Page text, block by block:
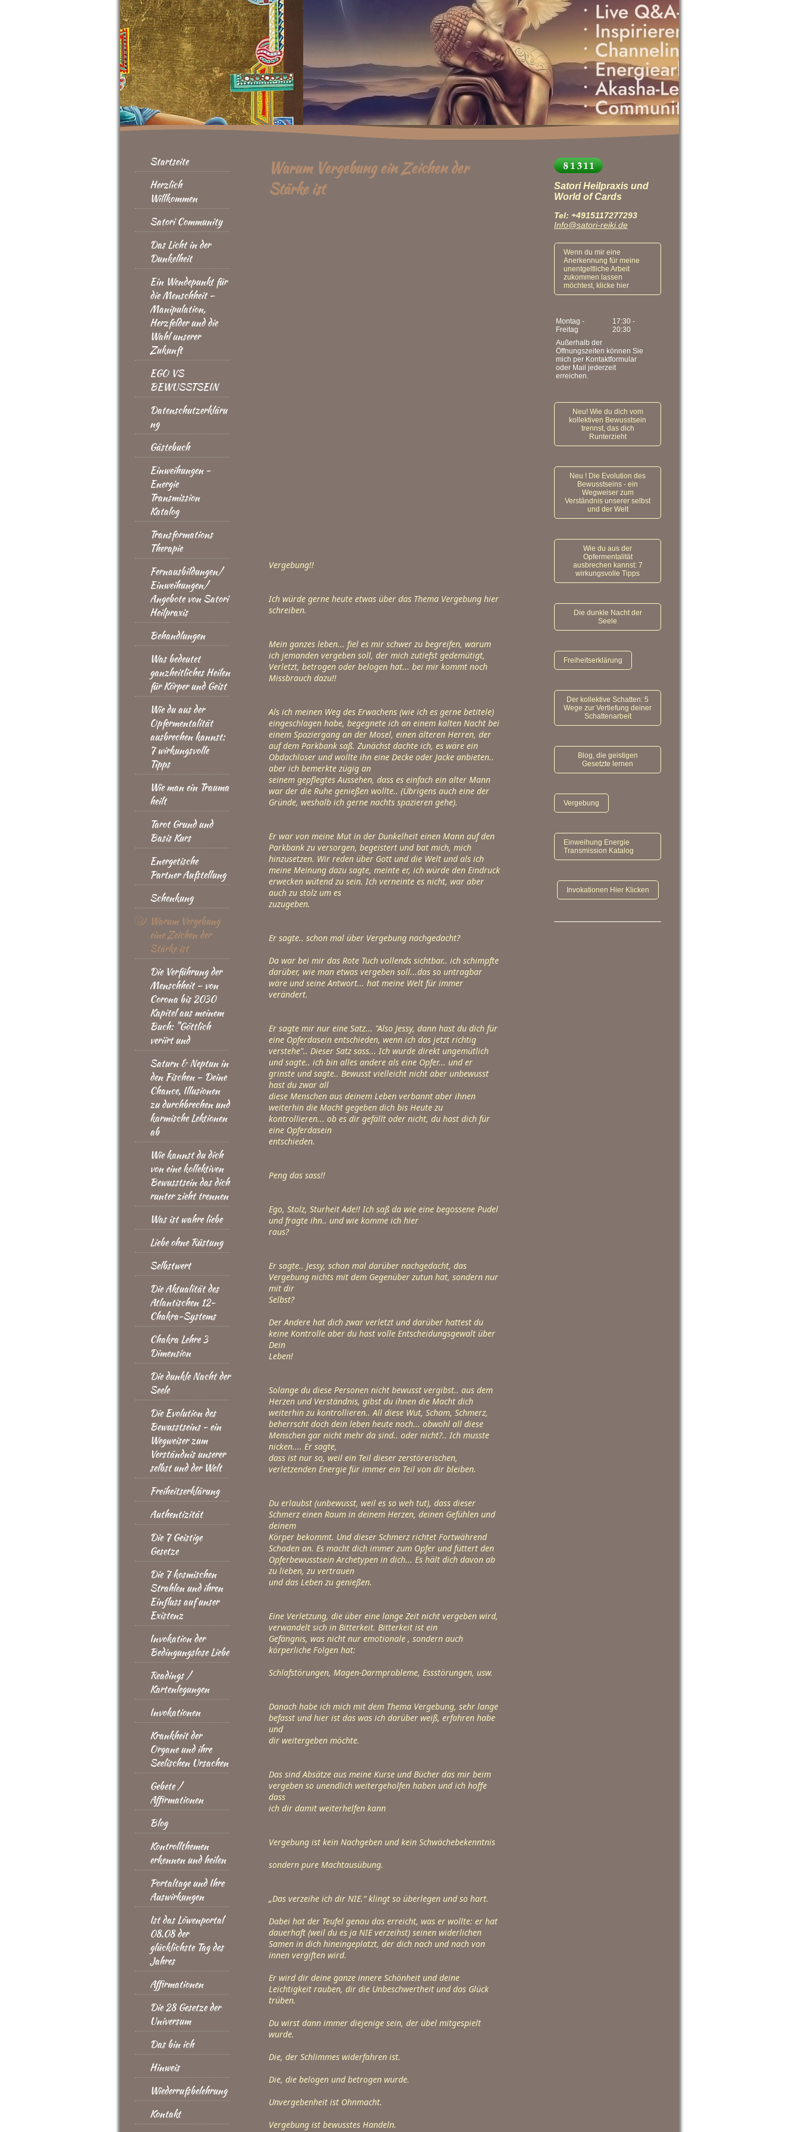
Startseite
Herzlich
Willkommen
Satori Community
Das Licht in der
Dunkelheit
Ein Wendepunkt für
die Menschheit –
Manipulation,
Herzfelder und die
Wahl unserer
Zukunft
EGO VS
BEWUSSTSEIN
Datenschutzerkläru
ng
Gästebuch
Einweihungen -
Energie
Transmission
Katalog
Transformations
Therapie
Fernausbildungen/
Einweihungen/
Angebote von Satori
Heilpraxis
Behandlungen
Was bedeutet
ganzheitliches Heilen
für Körper und Geist
Wie du aus der
Opfermentalität
ausbrechen kannst:
7 wirkungsvolle
Tipps
Wie man ein Trauma
heilt
Tarot Grund und
Basis Kurs
Energetische
Partner Aufstellung
Schenkung
Warum Vergebung
eine Zeichen der
Stärke ist
Die Verführung der
Menschheit – von
Corona bis 2030
Kapitel aus meinem
Buch: "Göttlich
veriirt und
Saturn & Neptun in
den Fischen – Deine
Chance, Illusionen
zu durchbrechen und
karmische Lektionen
ab
Wie kannst du dich
von eine kollektiven
Bewusstsein das dich
runter zieht trennen
Was ist wahre liebe
Liebe ohne Rüstung
Selbstwert
Die Aktualität des
Atlantischen 12-
Chakra-Systems
Chakra Lehre 3
Dimension
Die dunkle Nacht der
Seele
Die Evolution des
Bewusstseins - ein
Wegweiser zum
Verständnis unserer
selbst und der Welt
Freiheitserklärung
Authentizität
Die 7 Geistige
Gesetze
Die 7 kosmischen
Strahlen und ihren
Einfluss auf unser
Existenz
Invokation der
Bedingungslose Liebe
Readings /
Kartenlegungen
Invokationen
Krankheit der
Organe und ihre
Seelischen Ursachen
Gebete /
Affirmationen
Blog
Kontrollthemen
erkennen und heilen
Portaltage und Ihre
Auswirkungen
Ist das Löwenportal
08.08 der
glücklichste Tag des
Jahres
Affirmationen
Die 28 Gesetze der
Universum
Das bin ich
Hinweis
Wiederrufsbelehrung
Kontakt
Warum Vergebung ein Zeichen der
Stärke ist
Vergebung!!
Ich würde gerne heute etwas über das Thema Vergebung hier
schreiben.
Mein ganzes leben... fiel es mir schwer zu begreifen, warum
ich jemanden vergeben soll, der mich zutiefst gedemütigt,
Verletzt, betrogen oder belogen hat... bei mir kommt noch
Missbrauch dazu!!
Als ich meinen Weg des Erwachens (wie ich es gerne betitele)
eingeschlagen habe, begegnete ich an einem kalten Nacht bei
einem Spaziergang an der Mosel, einen älteren Herren, der
auf dem Parkbank saß. Zunächst dachte ich, es wäre ein
Obdachloser und wollte ihn eine Decke oder Jacke anbieten..
aber ich bemerkte zügig an
seinem gepflegtes Aussehen, dass es einfach ein alter Mann
war der die Ruhe genießen wollte.. (Übrigens auch eine der
Gründe, weshalb ich gerne nachts spazieren gehe).
Er war von meine Mut in der Dunkelheit einen Mann auf den
Parkbank zu versorgen, begeistert und bat mich, mich
hinzusetzen. Wir reden über Gott und die Welt und als ich
meine Meinung dazu sagte, meinte er, ich würde den Eindruck
erwecken wütend zu sein. Ich verneinte es nicht, war aber
auch zu stolz um es
zuzugeben.
Er sagte.. schon mal über Vergebung nachgedacht?
Da war bei mir das Rote Tuch vollends sichtbar.. ich schimpfte
darüber, wie man etwas vergeben soll...das so untragbar
wäre und seine Antwort... hat meine Welt für immer
verändert.
Er sagte mir nur eine Satz... "Also Jessy, dann hast du dich für
eine Opferdasein entschieden, wenn ich das jetzt richtig
verstehe".. Dieser Satz sass... Ich wurde direkt ungemütlich
und sagte.. ich bin alles andere als eine Opfer... und er
grinste und sagte.. Bewusst vielleicht nicht aber unbewusst
hast du zwar all
diese Menschen aus deinem Leben verbannt aber ihnen
weiterhin die Macht gegeben dich bis Heute zu
kontrollieren... ob es dir gefällt oder nicht, du hast dich für
eine Opferdasein
entschieden.
Peng das sass!!
Ego, Stolz, Sturheit Ade!! Ich saß da wie eine begossene Pudel
und fragte ihn.. und wie komme ich hier
raus?
Er sagte.. Jessy, schon mal darüber nachgedacht, das
Vergebung nichts mit dem Gegenüber zutun hat, sondern nur
mit dir
Selbst?
Der Andere hat dich zwar verletzt und darüber hattest du
keine Kontrolle aber du hast volle Entscheidungsgewalt über
Dein
Leben!
Solange du diese Personen nicht bewusst vergibst.. aus dem
Herzen und Verständnis, gibst du ihnen die Macht dich
weiterhin zu kontrollieren.. All diese Wut, Scham, Schmerz,
beherrscht doch dein leben heute noch... obwohl all diese
Menschen gar nicht mehr da sind.. oder nicht?.. Ich musste
nicken.... Er sagte,
dass ist nur so, weil ein Teil dieser zerstörerischen,
verletzenden Energie für immer ein Teil von dir bleiben.
Du erlaubst (unbewusst, weil es so weh tut), dass dieser
Schmerz einen Raum in deinem Herzen, deinen Gefühlen und
deinem
Körper bekommt. Und dieser Schmerz richtet Fortwährend
Schaden an. Es macht dich immer zum Opfer und füttert den
Opferbewusstsein Archetypen in dich... Es hält dich davon ab
zu lieben, zu vertrauen
und das Leben zu genießen.
Eine Verletzung, die über eine lange Zeit nicht vergeben wird,
verwandelt sich in Bitterkeit. Bitterkeit ist ein
Gefängnis, was nicht nur emotionale , sondern auch
körperliche Folgen hat:
Schlafstörungen, Magen-Darmprobleme, Essstörungen, usw.
Danach habe ich mich mit dem Thema Vergebung, sehr lange
befasst und hier ist das was ich darüber weiß, erfahren habe
und
dir weitergeben möchte.
Das sind Absätze aus meine Kurse und Bücher das mir beim
vergeben so unendlich weitergeholfen haben und ich hoffe
dass
ich dir damit weiterhelfen kann
Vergebung ist kein Nachgeben und kein Schwächebekenntnis
sondern pure Machtausübung.
„Das verzeihe ich dir NIE.“ klingt so überlegen und so hart.
Dabei hat der Teufel genau das erreicht, was er wollte: er hat
dauerhaft (weil du es ja NIE verzeihst) seinen widerlichen
Samen in dich hineingeplatzt, der dich nach und nach von
innen vergiften wird.
Er wird dir deine ganze innere Schönheit und deine
Leichtigkeit rauben, dir die Unbeschwertheit und das Glück
trüben.
Du wirst dann immer diejenige sein, der übel mitgespielt
wurde.
Die, der Schlimmes widerfahren ist.
Die, die belogen und betrogen wurde.
Unvergebenheit ist Ohnmacht.
Vergebung ist bewusstes Handeln.
Satori Heilpraxis und
World of Cards
Tel: +4915117277293
Info@satori-reiki.de
Wenn du mir eine
Anerkennung für meine
unentgeltliche Arbeit
zukommen lassen
möchtest, klicke hier
Montag -
Freitag
17:30 -
20:30
Außerhalb der
Öffnungszeiten können Sie
mich per Kontaktformular
oder Mail jederzeit
erreichen.
Neu! Wie du dich vom
kollektiven Bewusstsein
trennst, das dich
Runterzieht
Neu ! Die Evolution des
Bewusstseins - ein
Wegweiser zum
Verständnis unserer selbst
und der Welt
Wie du aus der
Opfermentalität
ausbrechen kannst: 7
wirkungsvolle Tipps
Die dunkle Nacht der
Seele
Freiheitserklärung
Der kollektive Schatten: 5
Wege zur Vertiefung deiner
Schattenarbeit
Blog, die geistigen
Gesetzte lernen
Vergebung
Einweihung Energie
Transmission Katalog
Invokationen Hier Klicken